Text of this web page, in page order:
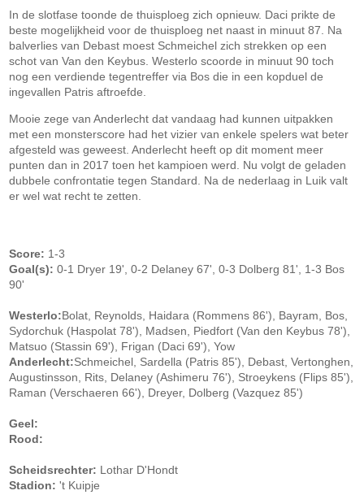
In de slotfase toonde de thuisploeg zich opnieuw. Daci prikte de
beste mogelijkheid voor de thuisploeg net naast in minuut 87. Na
balverlies van Debast moest Schmeichel zich strekken op een
schot van Van den Keybus. Westerlo scoorde in minuut 90 toch
nog een verdiende tegentreffer via Bos die in een kopduel de
ingevallen Patris aftroefde.
Mooie zege van Anderlecht dat vandaag had kunnen uitpakken
met een monsterscore had het vizier van enkele spelers wat beter
afgesteld was geweest. Anderlecht heeft op dit moment meer
punten dan in 2017 toen het kampioen werd. Nu volgt de geladen
dubbele confrontatie tegen Standard. Na de nederlaag in Luik valt
er wel wat recht te zetten.
Score: 1-3
Goal(s): 0-1 Dryer 19', 0-2 Delaney 67', 0-3 Dolberg 81', 1-3 Bos
90'
Westerlo:Bolat, Reynolds, Haidara (Rommens 86'), Bayram, Bos,
Sydorchuk (Haspolat 78'), Madsen, Piedfort (Van den Keybus 78'),
Matsuo (Stassin 69'), Frigan (Daci 69'), Yow
Anderlecht:Schmeichel, Sardella (Patris 85'), Debast, Vertonghen,
Augustinsson, Rits, Delaney (Ashimeru 76'), Stroeykens (Flips 85'),
Raman (Verschaeren 66'), Dreyer, Dolberg (Vazquez 85')
Geel:
Rood:
Scheidsrechter: Lothar D'Hondt
Stadion: 't Kuipje